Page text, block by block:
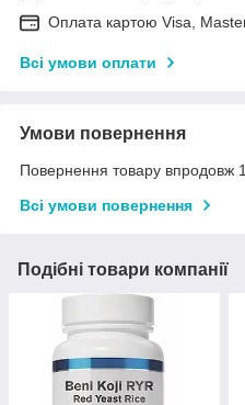
Оплата картою Visa,
Всі умови оплати
Умови повернення
Повернення товару впродовж
Всі умови повернення
Подібні товари компанії